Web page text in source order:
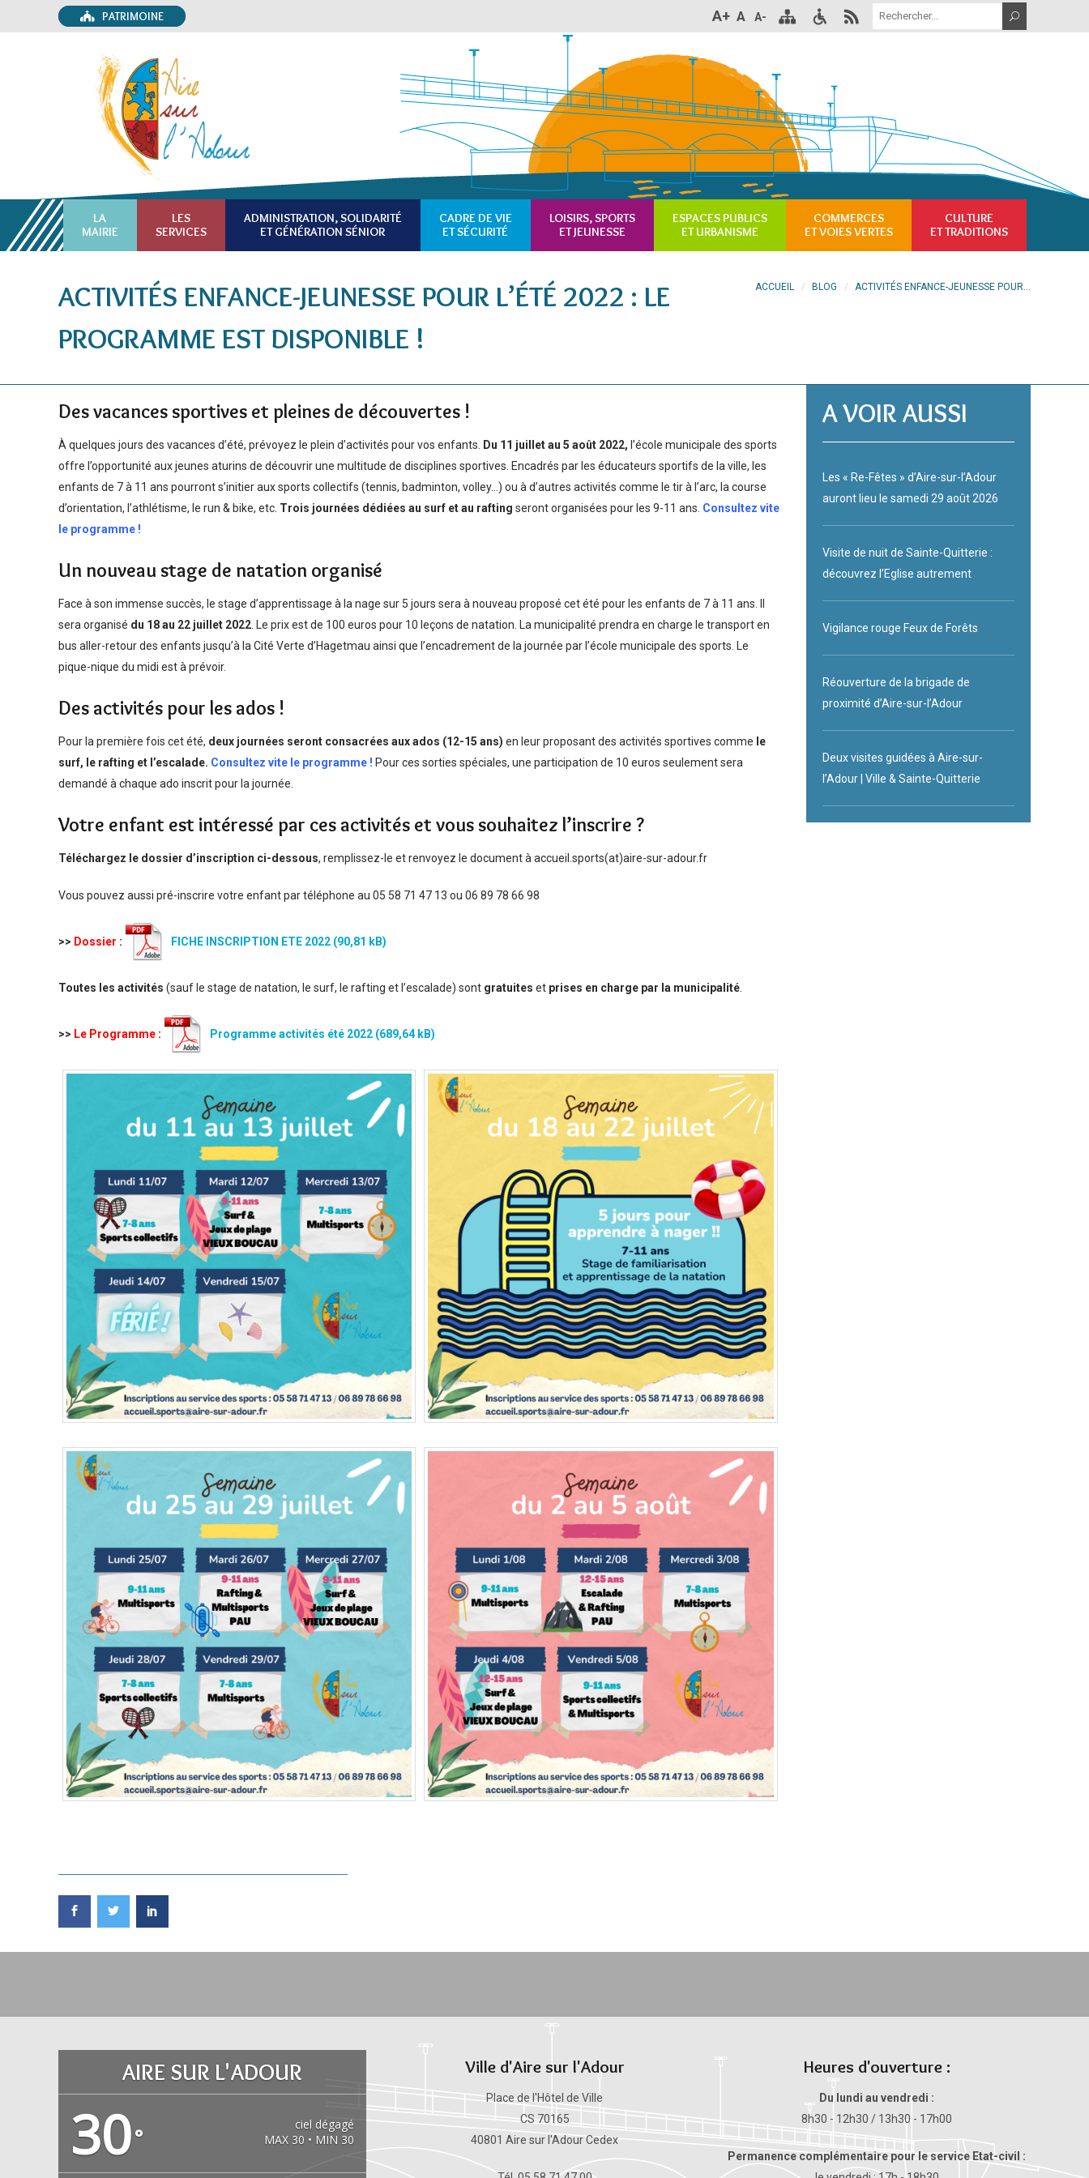
PATRIMOINE A+ A A-
LA
MAIRIE
LES
SERVICES
ADMINISTRATION, SOLIDARITÉ
ET GÉNÉRATION SÉNIOR
CADRE DE VIE
ET SÉCURITÉ
LOISIRS, SPORTS
ET JEUNESSE
ESPACES PUBLICS
ET URBANISME
COMMERCES
ET VOIES VERTES
CULTURE
ET TRADITIONS
ACTIVITÉS ENFANCE-JEUNESSE POUR L’ÉTÉ 2022 : LE
PROGRAMME EST DISPONIBLE !
ACCUEIL BLOG ACTIVITÉS ENFANCE-JEUNESSE POUR...
Des vacances sportives et pleines de découvertes !
À quelques jours des vacances d’été, prévoyez le plein d’activités pour vos enfants. Du 11 juillet au 5 août 2022, l’école municipale des sports
offre l’opportunité aux jeunes aturins de découvrir une multitude de disciplines sportives. Encadrés par les éducateurs sportifs de la ville, les
enfants de 7 à 11 ans pourront s’initier aux sports collectifs (tennis, badminton, volley…) ou à d’autres activités comme le tir à l’arc, la course
d’orientation, l’athlétisme, le run & bike, etc. Trois journées dédiées au surf et au rafting seront organisées pour les 9-11 ans. Consultez vite
le programme !
Un nouveau stage de natation organisé
Face à son immense succès, le stage d’apprentissage à la nage sur 5 jours sera à nouveau proposé cet été pour les enfants de 7 à 11 ans. Il
sera organisé du 18 au 22 juillet 2022 . Le prix est de 100 euros pour 10 leçons de natation. La municipalité prendra en charge le transport en
bus aller-retour des enfants jusqu’à la Cité Verte d’Hagetmau ainsi que l’encadrement de la journée par l’école municipale des sports. Le
pique-nique du midi est à prévoir.
Des activités pour les ados !
Pour la première fois cet été, deux journées seront consacrées aux ados (12-15 ans) en leur proposant des activités sportives comme le
surf, le rafting et l’escalade. Consultez vite le programme ! Pour ces sorties spéciales, une participation de 10 euros seulement sera
demandé à chaque ado inscrit pour la journée.
Votre enfant est intéressé par ces activités et vous souhaitez l’inscrire ?
Téléchargez le dossier d’inscription ci-dessous, remplissez-le et renvoyez le document à accueil.sports(at)aire-sur-adour.fr
Vous pouvez aussi pré-inscrire votre enfant par téléphone au 05 58 71 47 13 ou 06 89 78 66 98
>> Dossier : FICHE INSCRIPTION ETE 2022
Toutes les activités (sauf le stage de natation, le surf, le rafting et l’escalade) sont gratuites et prises en charge par la municipalité
>> Le Programme : Programme activités été 2022
A VOIR AUSSI
Les « Re-Fêtes » d’Aire-sur-l’Adour
auront lieu le samedi 29 août 2026
Visite de nuit de Sainte-Quitterie :
découvrez l’Eglise autrement
Vigilance rouge Feux de Forêts
Réouverture de la brigade de
proximité d’Aire-sur-l’Adour
Deux visites guidées à Aire-sur-
l’Adour | Ville & Sainte-Quitterie
AIRE SUR L'ADOUR
30°
ciel dégagé
MAX 30 • MIN 30
Ville d'Aire sur l'Adour
Place de l'Hôtel de Ville
CS 70165
40801 Aire sur l'Adour Cedex
Heures d'ouverture :
Du lundi au vendredi :
8h30 - 12h30 / 13h30 - 17h00
Permanence complémentaire pour le service Etat-civil :